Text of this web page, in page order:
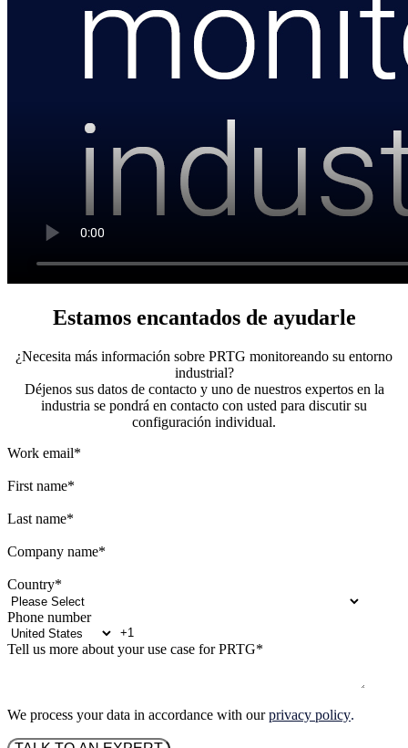
Estamos encantados de ayudarle
¿Necesita más información sobre PRTG monitoreando su entorno
industrial?
Déjenos sus datos de contacto y uno de nuestros expertos en la
industria se pondrá en contacto con usted para discutir su
configuración individual.
Work email*
First name*
Last name*
Company name*
Country*
Phone number
Tell us more about your use case for PRTG*
We process your data in accordance with ourprivacy policy.